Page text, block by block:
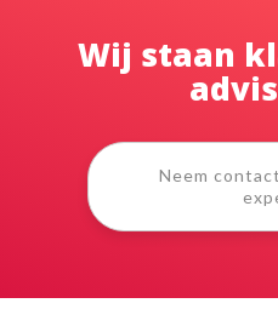
Wij staan
Neem